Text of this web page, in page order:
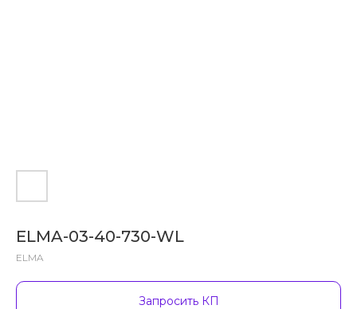
ELMA-03-40-730-WL
ELMA
Запросить КП